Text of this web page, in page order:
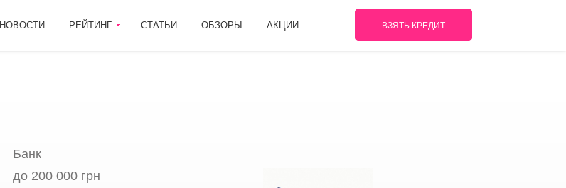
НОВОСТИ РЕЙТИНГ СТАТЬИ ОБЗОРЫ АКЦИИ ВЗЯТЬ КРЕДИТ
Банк
до 200 000 грн